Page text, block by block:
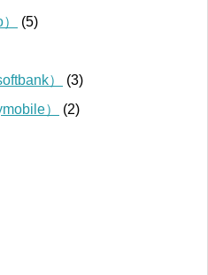
(5)
）
(3)
）
(2)